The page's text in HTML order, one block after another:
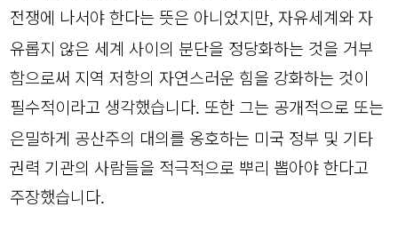
전쟁에 나서야 한다는 뜻은 아니었지만,자유세계와 자
유롭지 않은 세계 사이의 분단을 정당화하는 것을 거부
함으로써 지역 저항의 자연스러운 힘을 강화하는 것이
필수적이라고 생각했습니다. 또한 그는 공개적으로 또는
은밀하게 공산주의 대의를 옹호하는 미국 정부 및 기타
권력 기관의 사람들을 적극적으로 뿌리 뽑아야 한다고
주장했습니다.